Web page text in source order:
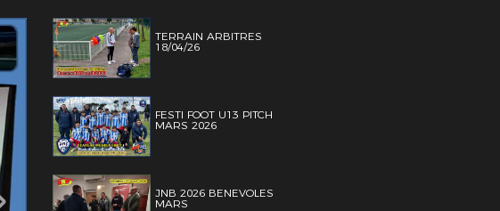
TERRAIN ARBITRES
18/04/26
FESTI FOOT U13 PITCH
MARS 2026
JNB 2026 BENEVOLES
MARS